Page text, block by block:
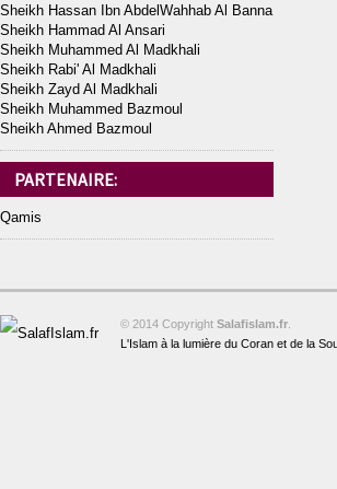
Sheikh Hassan Ibn AbdelWahhab Al Banna
Sheikh Hammad Al Ansari
Sheikh Muhammed Al Madkhali
Sheikh Rabi' Al Madkhali
Sheikh Zayd Al Madkhali
Sheikh Muhammed Bazmoul
Sheikh Ahmed Bazmoul
PARTENAIRE:
Qamis
© 2014 Copyright Salafislam.fr
L'Islam à la lumière du Coran et de la